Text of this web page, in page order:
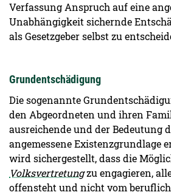
Verfassung Anspruch auf eine
Unabhängigkeit sichernde
als Gesetzgeber selbst zu
Grundentschädigung
Die sogenannte
den Abgeordneten und ihren
ausreichende und der Bedeutung
angemessene Existenzgrundlage
wird sichergestellt, dass die
Volksvertretungzu engagieren,
offensteht und nicht vom